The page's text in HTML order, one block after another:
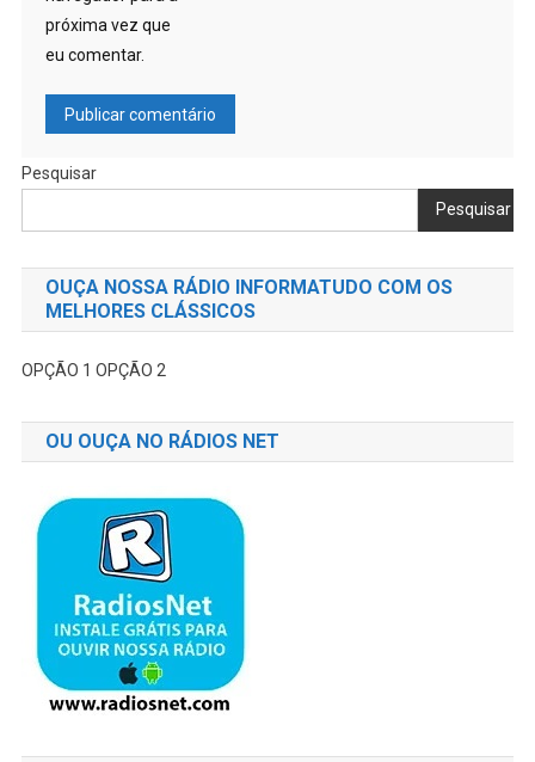
próxima vez que
eu comentar.
Pesquisar
Pesquisar
OUÇA NOSSA RÁDIO INFORMATUDO COM OS
MELHORES CLÁSSICOS
OPÇÃO 1 OPÇÃO 2
OU OUÇA NO RÁDIOS NET